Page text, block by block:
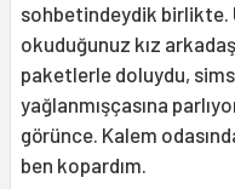
sohbetindeydik birlikte.
okuduğunuz kız
paketlerle doluydu,
yağlanmışçasına
görünce. Kalem
ben kopardım.